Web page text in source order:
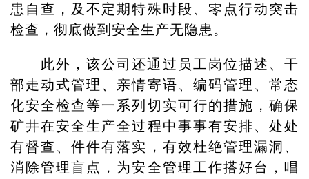
患自查，及不定期特殊时段、零点行动突击
检查，彻底做到安全生产无隐患。
此外，该公司还通过员工岗位描述、干
部走动式管理、亲情寄语、编码管理、常态
化安全检查等一系列切实可行的措施，确保
矿井在安全生产全过程中事事有安排、处处
有督查、件件有落实，有效杜绝管理漏洞、
消除管理盲点，为安全管理工作搭好台，唱